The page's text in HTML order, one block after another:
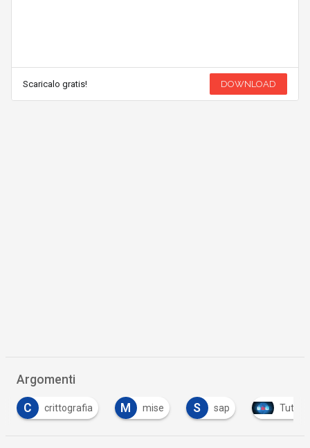
Scaricalo gratis! DOWNLOAD
Argomenti
M mise S sap Tutto su Cyber Security